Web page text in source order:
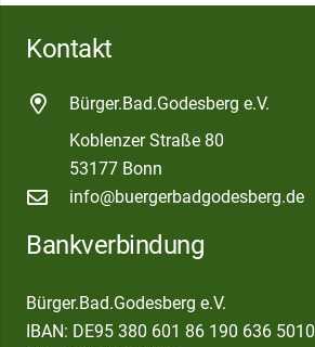
Kontakt
Bürger.Bad.Godesberg e.V.
Koblenzer Straße 80
53177 Bonn
info@buergerbadgodesberg.de
Bankverbindung
Bürger.Bad.Godesberg e.V.
IBAN: DE95 380 601 86 190 636 5010